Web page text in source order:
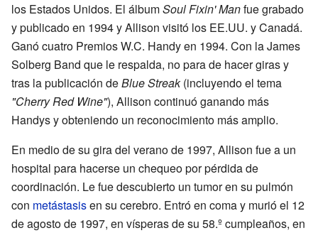
los Estados Unidos. El álbumSoul Fixin' Manfue grabado
y publicado en 1994 y Allison visitó los EE.UU. y Canadá.
Ganó cuatro Premios W.C. Handy en 1994. Con la James
Solberg Band que le respalda, no para de hacer giras y
tras la publicación deBlue Streak(incluyendo el tema
"Cherry Red Wine"), Allison continuó ganando más
Handys y obteniendo un reconocimiento más amplio.
En medio de su gira del verano de 1997, Allison fue a un
hospital para hacerse un chequeo por pérdida de
coordinación. Le fue descubierto un tumor en su pulmón
con metástasisen su cerebro. Entró en coma y murió el 12
de agosto de 1997, en vísperas de su 58.º cumpleaños, en